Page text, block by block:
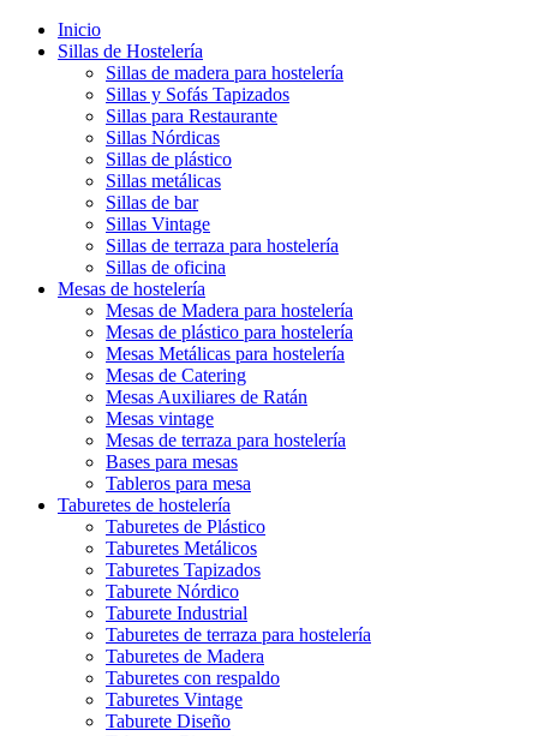
Inicio
Sillas de Hostelería
Sillas de madera para hostelería
Sillas y Sofás Tapizados
Sillas para Restaurante
Sillas Nórdicas
Sillas de plástico
Sillas metálicas
Sillas de bar
Sillas Vintage
Sillas de terraza para hostelería
Sillas de oficina
Mesas de hostelería
Mesas de Madera para hostelería
Mesas de plástico para hostelería
Mesas Metálicas para hostelería
Mesas de Catering
Mesas Auxiliares de Ratán
Mesas vintage
Mesas de terraza para hostelería
Bases para mesas
Tableros para mesa
Taburetes de hostelería
Taburetes de Plástico
Taburetes Metálicos
Taburetes Tapizados
Taburete Nórdico
Taburete Industrial
Taburetes de terraza para hostelería
Taburetes de Madera
Taburetes con respaldo
Taburetes Vintage
Taburete Diseño